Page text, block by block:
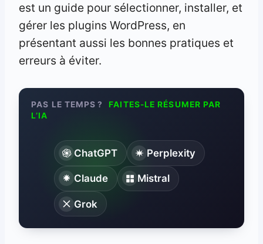
est un guide pour sélectionner, installer, et
gérer les plugins WordPress, en
présentant aussi les bonnes pratiques et
erreurs à éviter.
PAS LE TEMPS ?
FAITES-LE RÉSUMER PAR
L’IA
ChatGPT Perplexity
Claude Mistral
Grok